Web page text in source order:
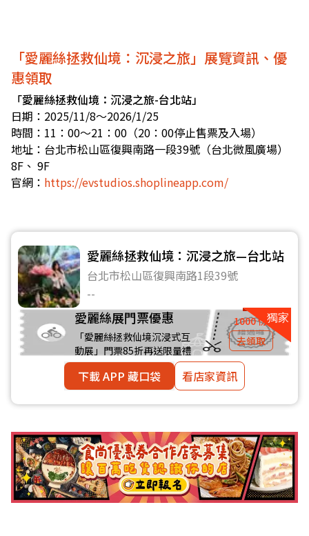
「愛麗絲拯救仙境：沉浸之旅」展覽資訊、優
惠領取
「愛麗絲拯救仙境：沉浸之旅-台北站」
日期：2025/11/8～2026/1/25
時間：11：00～21：00（20：00停止售票及入場）
地址：台北市松山區復興南路一段39號（台北微風廣場）
8F、 9F
官網： https://evstudios.shoplineapp.com/
愛麗絲拯救仙境：沉浸之旅—台北站
台北市松山區復興南路1段39號
--
愛麗絲展門票優惠
「愛麗絲拯救仙境沉浸式互
動展」門票85折再送限量禮
1000 份
去領取
下載 APP 藏口袋 看店家資訊